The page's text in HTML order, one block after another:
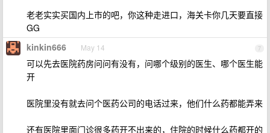
老老实实买国内上市的吧，你这种走进口，海关卡你几天要直接
GG
7
kinkin666 May 14
可以先去医院药房问问有没有，问哪个级别的医生、哪个医生能
开
医院里没有就去问个医药公司的电话过来，他们什么药都能弄来
还有医院里面门诊很多药开不出来的，住院的时候什么药都开的